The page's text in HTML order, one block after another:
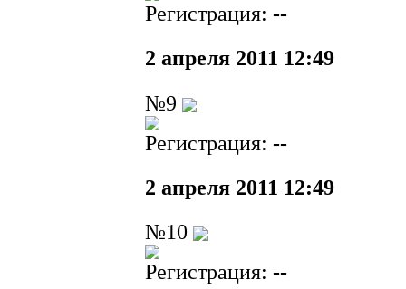
Регистрация: --
2 апреля 2011 12:49
№9
Регистрация: --
2 апреля 2011 12:49
№10
Регистрация: --